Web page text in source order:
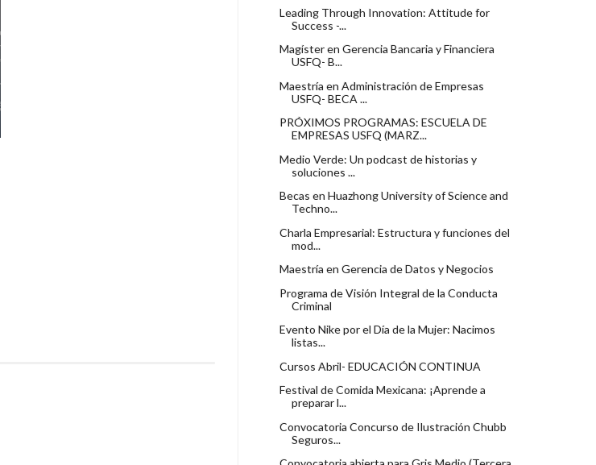
Leading Through Innovation: Attitude for
Success -...
Magíster en Gerencia Bancaria y Financiera
USFQ- B...
Maestría en Administración de Empresas
USFQ- BECA ...
PRÓXIMOS PROGRAMAS: ESCUELA DE
EMPRESAS USFQ (MARZ...
Medio Verde: Un podcast de historias y
soluciones ...
Becas en Huazhong University of Science and
Techno...
Charla Empresarial: Estructura y funciones del
mod...
Maestría en Gerencia de Datos y Negocios
Programa de Visión Integral de la Conducta
Criminal
Evento Nike por el Día de la Mujer: Nacimos
listas...
Cursos Abril- EDUCACIÓN CONTINUA
Festival de Comida Mexicana: ¡Aprende a
preparar l...
Convocatoria Concurso de Ilustración Chubb
Seguros...